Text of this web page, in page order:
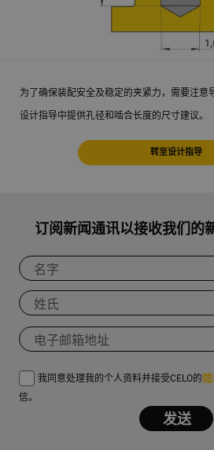
为了确保装配安全及稳定的夹紧力，需要注意
设计指导中提供孔径和啮合长度的尺寸建议。
转至设计指导
订阅新闻通讯以接收我们的
我同意处理我的个人资料并接受CELO的
信。